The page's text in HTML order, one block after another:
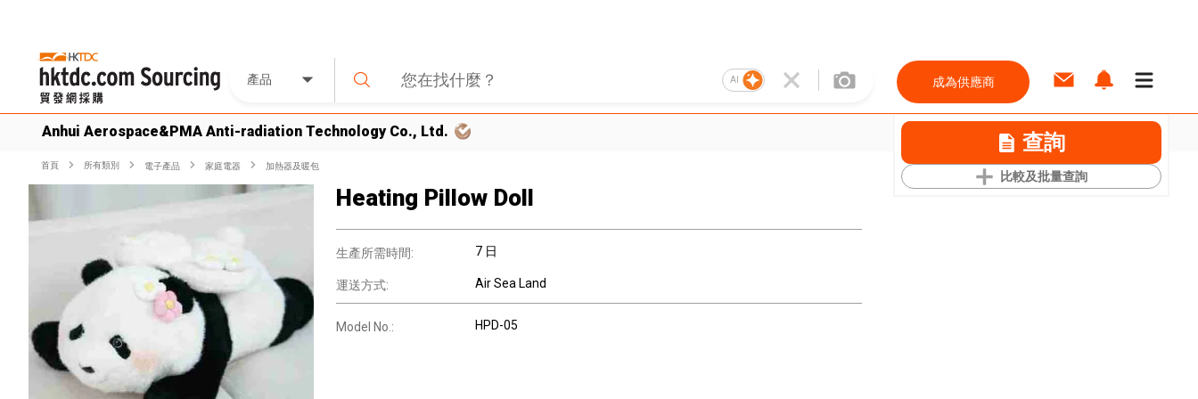
產品 AI 成為供應商
Anhui Aerospace&PMA Anti-radiation Technology Co., Ltd. 查詢
比較及批量查詢
首頁 所有類別 電子產品 家庭電器 加熱器及暖包
Heating Pillow Doll
生產所需時間: 7 日
運送方式: Air Sea Land
Model No.: HPD-05